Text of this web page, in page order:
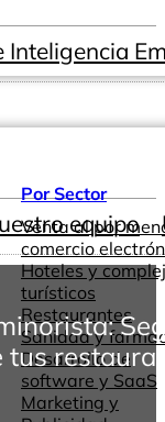
Por Sector
Venta al por
comercio
Hoteles y
turísticos
Restaurantes
Sanidad y
Desarrollo de
software y SaaS
Marketing y
Inteligencia
equipo
tus